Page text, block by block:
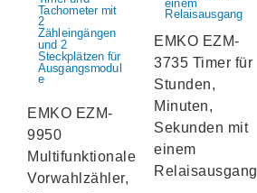
EMKO EZM-
9950
Multifunktionaler
Vorwahlzähler,
EMKO EZM-
3735 Timer für
Stunden,
Minuten,
Sekunden mit
einem
Relaisausgang